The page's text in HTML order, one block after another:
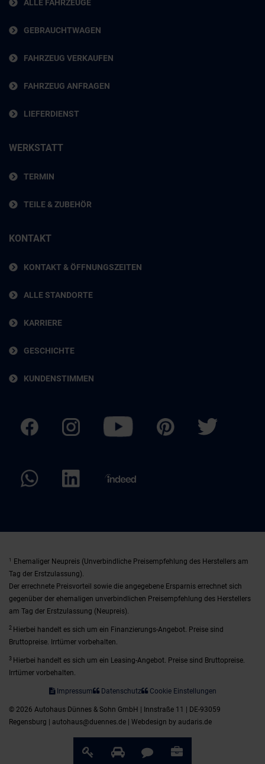
ALLE FAHRZEUGE
GEBRAUCHTWAGEN
FAHRZEUG VERKAUFEN
FAHRZEUG ANFRAGEN
LIEFERDIENST
WERKSTATT
TERMIN
TEILE & ZUBEHÖR
KONTAKT
KONTAKT & ÖFFNUNGSZEITEN
ALLE STANDORTE
KARRIERE
GESCHICHTE
KUNDENSTIMMEN
1
Ehemaliger Neupreis (Unverbindliche Preisempfehlung des Herstellers am
Tag der Erstzulassung).
Der errechnete Preisvorteil sowie die angegebene Ersparnis errechnet sich
gegenüber der ehemaligen unverbindlichen Preisempfehlung des Herstellers
am Tag der Erstzulassung (Neupreis).
2 Hierbei handelt es sich um ein Finanzierungs-Angebot. Preise sind
Bruttopreise. Irrtümer vorbehalten.
3 Hierbei handelt es sich um ein Leasing-Angebot. Preise sind Bruttopreise.
Irrtümer vorbehalten.
Impressum Datenschutz Cookie Einstellungen
© 2026 Autohaus Dünnes & Sohn GmbH | Innstraße 11 | DE-93059
Regensburg | autohaus@duennes.de | Webdesign by audaris.de